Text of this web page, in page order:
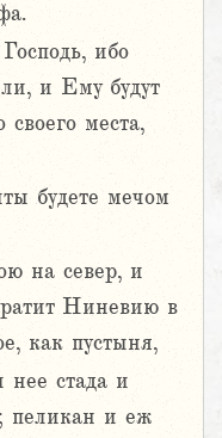
ибо
и Ему будут
места,
будете мечом
на север, и
Ниневию в
как пустыня,
нее стада и
пеликан и еж